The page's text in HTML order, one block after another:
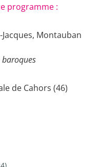
programme :
Jacques, Montauban
baroques
de Cahors (46)